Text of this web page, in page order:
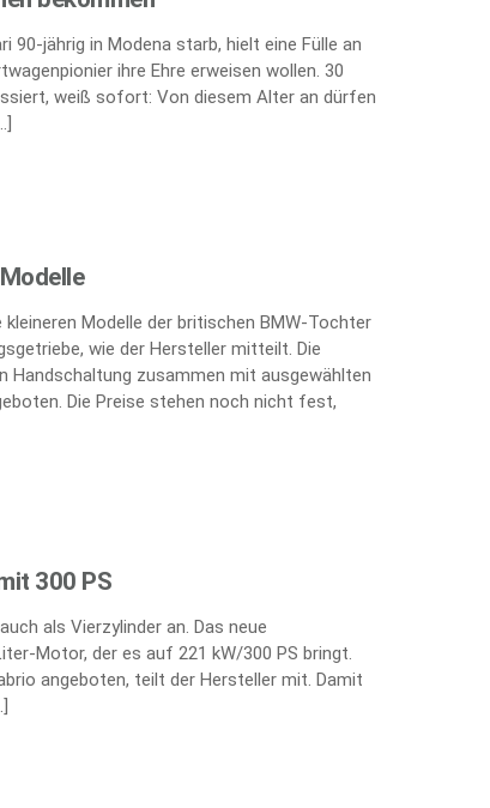
90-jährig in Modena starb, hielt eine Fülle an
ihre Ehre erweisen wollen. 30
weiß sofort: Von diesem Alter an dürfen
Modelle der britischen BMW-Tochter
wie der Hersteller mitteilt. Die
zusammen mit ausgewählten
Die Preise stehen noch nicht fest,
300 PS
als Vierzylinder an. Das neue
Motor, der es auf 221 kW/300 PS bringt.
angeboten, teilt der Hersteller mit. Damit